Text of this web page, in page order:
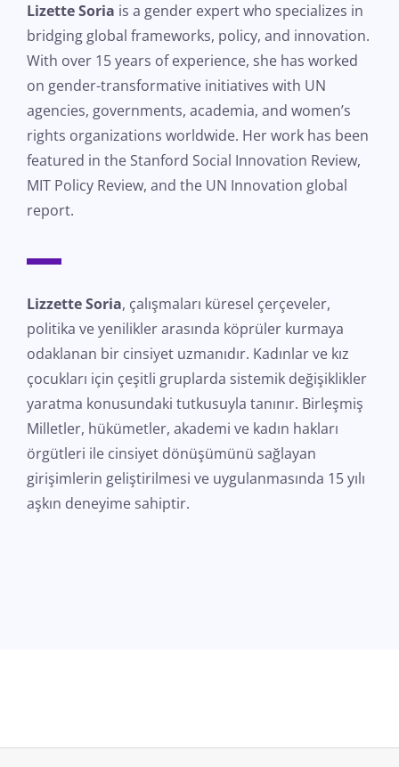
Lizette Soria is a gender expert who specializes in
bridging global frameworks, policy, and innovation.
With over 15 years of experience, she has worked
on gender-transformative initiatives with UN
agencies, governments, academia, and women’s
rights organizations worldwide. Her work has been
featured in the Stanford Social Innovation Review,
MIT Policy Review, and the UN Innovation global
report.
Lizzette Soria, çalışmaları küresel çerçeveler,
politika ve yenilikler arasında köprüler kurmaya
odaklanan bir cinsiyet uzmanıdır. Kadınlar ve kız
çocukları için çeşitli gruplarda sistemik değişiklikler
yaratma konusundaki tutkusuyla tanınır. Birleşmiş
Milletler, hükümetler, akademi ve kadın hakları
örgütleri ile cinsiyet dönüşümünü sağlayan
girişimlerin geliştirilmesi ve uygulanmasında 15 yılı
aşkın deneyime sahiptir.